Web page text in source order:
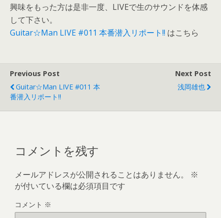
興味をもった方は是非一度、LIVEで生のサウンドを体感
して下さい。
Guitar☆Man LIVE #011 本番潜入リポート!! はこちら
Previous Post
Guitar☆Man LIVE #011 本
番潜入リポート!!
Next Post
浅岡雄也
コメントを残す
メールアドレスが公開されることはありません。
※
が付いている欄は必須項目です
コメント ※